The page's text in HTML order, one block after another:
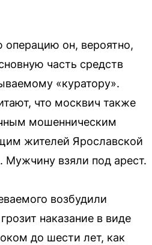
он, вероятно,
часть средств
«куратору».
что москвич также
мошенническим
жителей Ярославской
Мужчину взяли под арест.
возбудили
наказание в виде
до шести лет, как